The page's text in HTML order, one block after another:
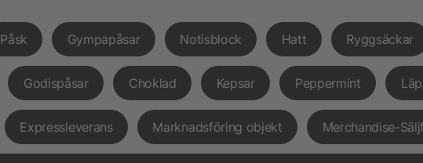
Påsk Gympapåsar Notisblock Hatt Ryggsäckar
Godispåsar Choklad Kepsar Peppermint
Expressleverans Marknadsföring objekt Merchandise-